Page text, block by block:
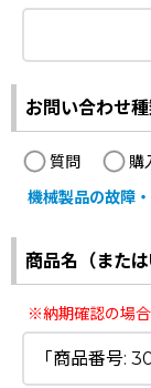
お問い合わせ
質問 購
機械製品の故障
商品名（または
※納期確認の場